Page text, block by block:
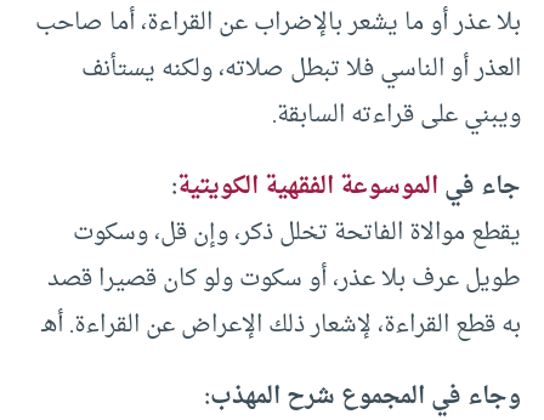
بلا عذر أو ما يشعر بالإضراب عن القراءة، أما صاحب
العذر أو الناسي فلا تبطل صلاته، ولكنه يستأنف
ويبني على قراءته السابقة.
جاء فيالموسوعة الفقهية الكويتية:
يقطع موالاة الفاتحة تخلل ذكر، وإن قل، وسكوت
طويل عرف بلا عذر، أو سكوت ولو كان قصيرا قصد
به قطع القراءة، لإشعار ذلك الإعراض عن القراءة. أهـ
وجاء في المجموع شرح المهذب: